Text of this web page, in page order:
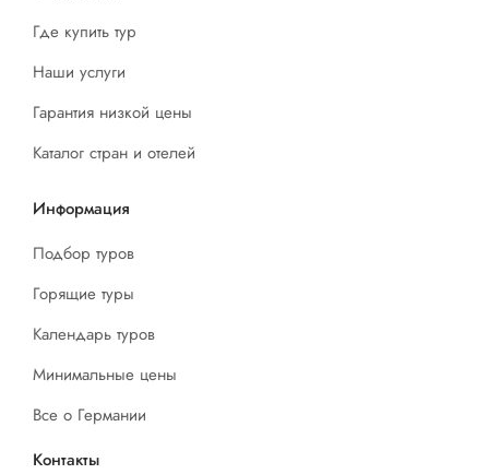
Где купить тур
Наши услуги
Гарантия низкой цены
Каталог стран и отелей
Информация
Подбор туров
Горящие туры
Календарь туров
Минимальные цены
Все о Германии
Контакты